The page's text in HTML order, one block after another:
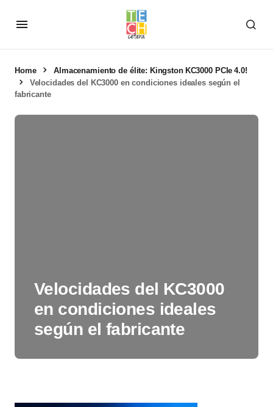
Home
Almacenamiento de élite: Kingston KC3000 PCIe 4.0!
Velocidades del KC3000 en condiciones ideales según el
fabricante
Velocidades del KC3000
en condiciones ideales
según el fabricante